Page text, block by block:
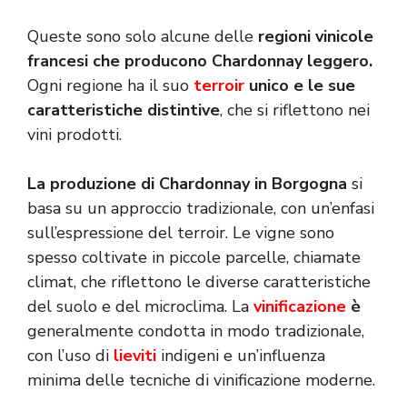
Queste sono solo alcune delle regioni vinicole
francesi che producono Chardonnay leggero.
Ogni regione ha il suo terroir unico e le sue
caratteristiche distintive, che si riflettono nei
vini prodotti.
La produzione di Chardonnay in Borgogna si
basa su un approccio tradizionale, con un’enfasi
sull’espressione del terroir. Le vigne sono
spesso coltivate in piccole parcelle, chiamate
climat, che riflettono le diverse caratteristiche
del suolo e del microclima. La vinificazione è
generalmente condotta in modo tradizionale,
con l’uso di lieviti indigeni e un’influenza
minima delle tecniche di vinificazione moderne.